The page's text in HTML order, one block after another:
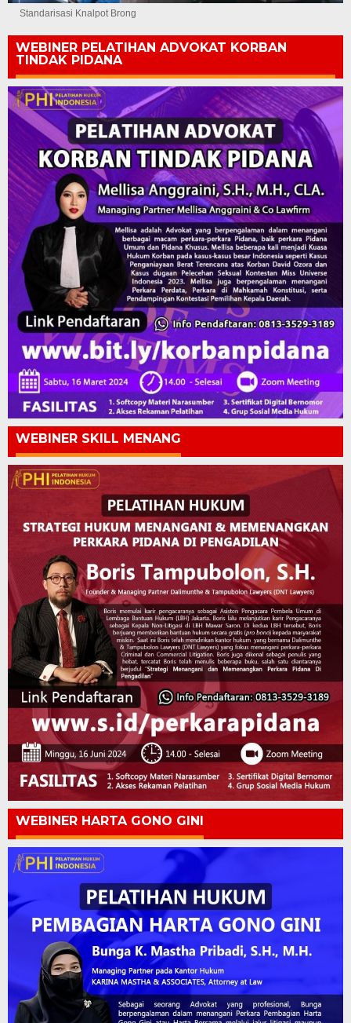
Standarisasi Knalpot Brong
WEBINER PELATIHAN ADVOKAT KORBAN
TINDAK PIDANA
WEBINER SKILL MENANG
WEBINER HARTA GONO GINI